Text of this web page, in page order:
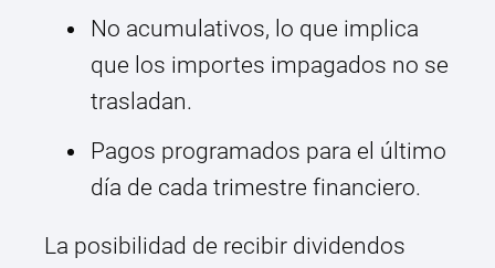
No acumulativos, lo que implica
que los importes impagados no se
trasladan.
Pagos programados para el último
día de cada trimestre financiero.
La posibilidad de recibir dividendos